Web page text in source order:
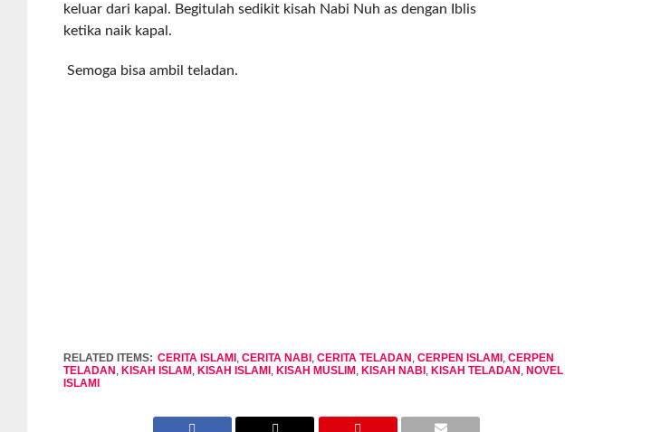
keluar dari kapal. Begitulah sedikit kisah Nabi Nuh as dengan Iblis
ketika naik kapal.
Semoga bisa ambil teladan.
RELATED ITEMS: CERITA ISLAMI ,CERITA NABI ,CERITA TELADAN ,CERPEN ISLAMI ,CERPEN
TELADAN ,KISAH ISLAM ,KISAH ISLAMI ,KISAH MUSLIM ,KISAH NABI ,KISAH TELADAN ,NOVEL
ISLAMI